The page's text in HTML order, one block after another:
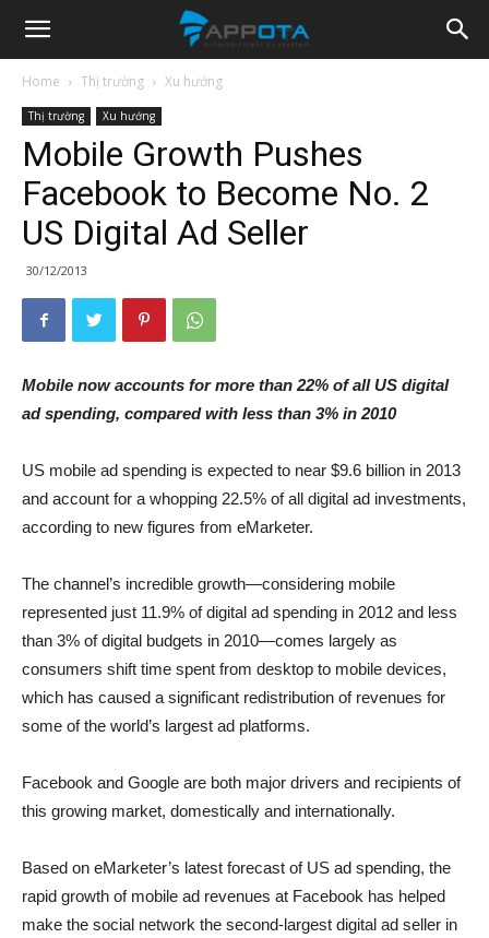
Appota
News
Home Thị trường Xu hướng
Thị trường Xu hướng
Mobile Growth Pushes
Facebook to Become No. 2
US Digital Ad Seller
30/12/2013
Mobile now accounts for more than 22% of all US digital
ad spending, compared with less than 3% in 2010
US mobile ad spending is expected to near $9.6 billion in 2013
and account for a whopping 22.5% of all digital ad investments,
according to new figures from eMarketer.
The channel’s incredible growth—considering mobile
represented just 11.9% of digital ad spending in 2012 and less
than 3% of digital budgets in 2010—comes largely as
consumers shift time spent from desktop to mobile devices,
which has caused a significant redistribution of revenues for
some of the world’s largest ad platforms.
Facebook and Google are both major drivers and recipients of
this growing market, domestically and internationally.
Based on eMarketer’s latest forecast of US ad spending, the
rapid growth of mobile ad revenues at Facebook has helped
make the social network the second-largest digital ad seller in